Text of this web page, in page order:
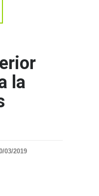
la
03/2019